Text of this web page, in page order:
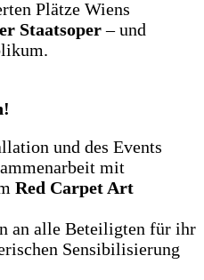
Plätze Wiens
Staatsoper– und
und des Events
mit
Red Carpet Art
an alle Beteiligten für ihr
Sensibilisierung